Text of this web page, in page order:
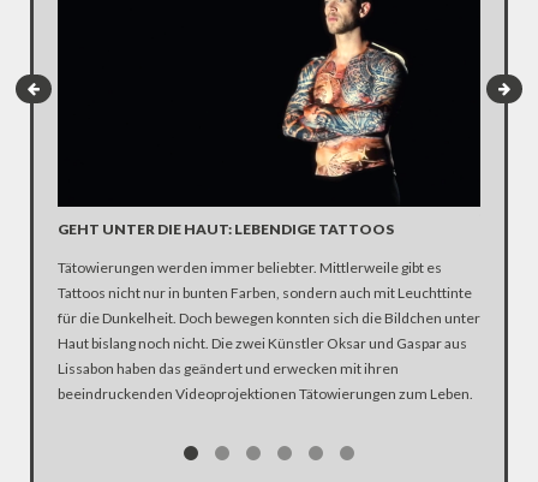
GEHT UNTER DIE HAUT: LEBENDIGE TATTOOS
Tätowierungen werden immer beliebter. Mittlerweile gibt es
Tattoos nicht nur in bunten Farben, sondern auch mit Leuchttinte
für die Dunkelheit. Doch bewegen konnten sich die Bildchen unter
Haut bislang noch nicht. Die zwei Künstler Oksar und Gaspar aus
Lissabon haben das geändert und erwecken mit ihren
beeindruckenden Videoprojektionen Tätowierungen zum Leben.